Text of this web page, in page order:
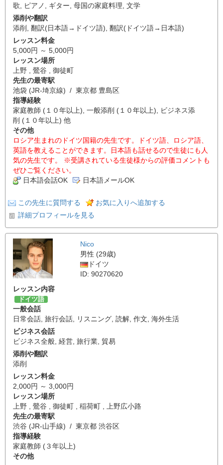
歌
ピアノ ギター 母国の家庭料理 文学
添削や翻訳
添削
翻訳(日本語→ドイツ語) 翻訳(ドイツ語→日本語)
レッスン料金
5,000円 ～ 5,000円
レッスン場所
上野 , 鶯谷 , 御徒町
先生の最寄駅
池袋 (JR-埼京線) / 東京都 豊島区
指導経験
家庭教師 (１０年以上), 一般添削 (１０年以上), ビジネス添
削 (１０年以上) 他
その他
ロシア生まれのドイツ国籍の先生です。ドイツ語、ロシア語、
英語を教えることができます。日本語も話せるので生徒にも人
気の先生です。 ※受講されている生徒様からの評価コメントも
ぜひご覧ください。
日本語会話OK
日本語メールOK
この先生に質問する
お気に入りへ追加する
詳細プロフィールを見る
Nico
男性 (29歳)
ドイツ
ID: 90270620
レッスン内容
ドイツ語
一般会話
日常会話 旅行会話 リスニング 読解 作文 海外生活
ビジネス会話
ビジネス全般 経営 旅行業 貿易
添削や翻訳
添削
レッスン料金
2,000円 ～ 3,000円
レッスン場所
上野 , 鶯谷 , 御徒町 , 稲荷町 , 上野広小路
先生の最寄駅
渋谷 (JR-山手線) / 東京都 渋谷区
指導経験
家庭教師 (３年以上)
その他